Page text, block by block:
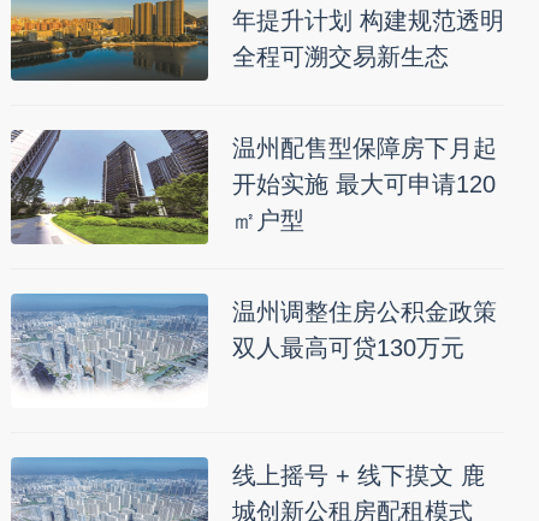
年提升计划 构建规范透明
全程可溯交易新生态
温州配售型保障房下月起
开始实施 最大可申请120
㎡户型
温州调整住房公积金政策
双人最高可贷130万元
线上摇号 + 线下摸文 鹿
城创新公租房配租模式